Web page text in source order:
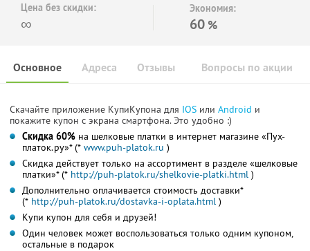
Цена без скидки:
∞
Экономия:
60 %
Основное Отзывы Вопросы по акции
Адреса
Скачайте приложение КупиКупона для IOS или Android и
покажите купон с экрана смартфона. Это удобно :)
Скидка 60% на шелковые платки в интернет магазине «Пух-
платок.ру»* (* www.puh-platok.ru )
Скидка действует только на ассортимент в разделе «шелковые
платки»* (* http://puh-platok.ru/shelkovie-platki.html )
Дополнительно оплачивается стоимость доставки*
(* http://puh-platok.ru/dostavka-i-oplata.html )
Купи купон для себя и друзей!
Один человек может воспользоваться только одним купоном,
остальные в подарок